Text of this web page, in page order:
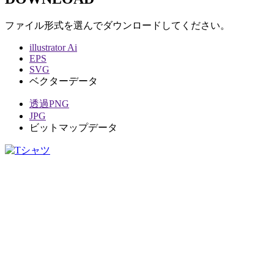
ファイル形式を選んでダウンロードしてください。
illustrator Ai
EPS
SVG
ベクターデータ
透過PNG
JPG
ビットマップデータ